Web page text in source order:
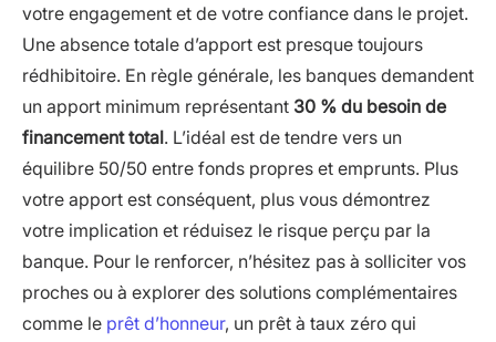
votre engagement et de votre confiance dans le projet.
Une absence totale d’apport est presque toujours
rédhibitoire. En règle générale, les banques demandent
un apport minimum représentant 30 % du besoin de
financement total. L’idéal est de tendre vers un
équilibre 50/50 entre fonds propres et emprunts. Plus
votre apport est conséquent, plus vous démontrez
votre implication et réduisez le risque perçu par la
banque. Pour le renforcer, n’hésitez pas à solliciter vos
proches ou à explorer des solutions complémentaires
comme le prêt d’honneur, un prêt à taux zéro qui